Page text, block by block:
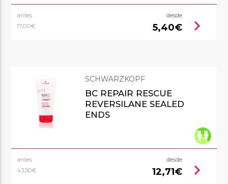
antes
17,00€
desde
5,40€ chevron_right
SCHWARZKOPF
BC REPAIR RESCUE
REVERSILANE SEALED
ENDS
antes
43,50€
desde
12,71€ chevron_right